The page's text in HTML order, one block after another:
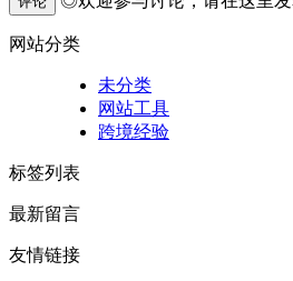
网站分类
未分类
网站工具
跨境经验
标签列表
最新留言
友情链接